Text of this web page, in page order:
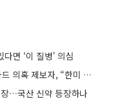
면 ‘이 질병’ 의심
한미약품 송영숙 회장 법인카드 의혹 제보자, “한미 잘 되기 바라는 마음”
장…국산 신약 등장하나